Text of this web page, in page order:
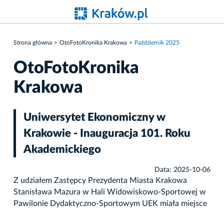
Strona główna OtoFotoKronika Krakowa Październik 2025
OtoFotoKronika
Krakowa
Uniwersytet Ekonomiczny w
Krakowie - Inauguracja 101. Roku
Akademickiego
Data: 2025-10-06
Z udziałem Zastępcy Prezydenta Miasta Krakowa
Stanisława Mazura w Hali Widowiskowo-Sportowej w
Pawilonie Dydaktyczno-Sportowym UEK miała miejsce